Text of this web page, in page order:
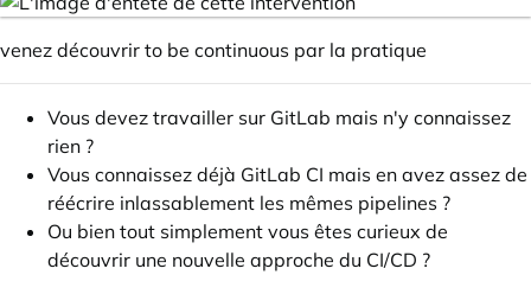
venez découvrir to be continuous par la pratique
Vous devez travailler sur GitLab mais n'y connaissez
rien ?
Vous connaissez déjà GitLab CI mais en avez assez de
réécrire inlassablement les mêmes pipelines ?
Ou bien tout simplement vous êtes curieux de
découvrir une nouvelle approche du CI/CD ?